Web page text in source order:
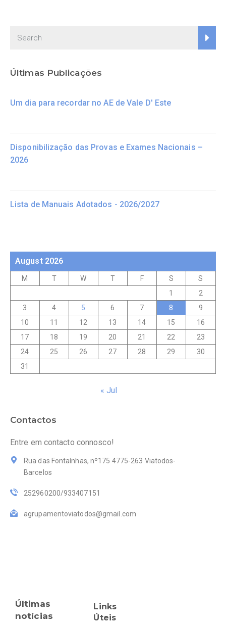
Últimas Publicações
Um dia para recordar no AE de Vale D' Este
Disponibilização das Provas e Exames Nacionais –
2026
Lista de Manuais Adotados - 2026/2027
August 2026
M T W T F S
S
1
2
3
4 5 6 7 8
9
10
11 12 13 14 15
16
17
18 19 20 21 22
23
24
25 26 27 28 29
30
31
« Jul
Contactos
Entre em contacto connosco!
Rua das Fontaínhas, nº175 4775-263 Viatodos-
Barcelos
252960200/933407151
agrupamentoviatodos@gmail.com
Últimas
notícias
Links
Úteis